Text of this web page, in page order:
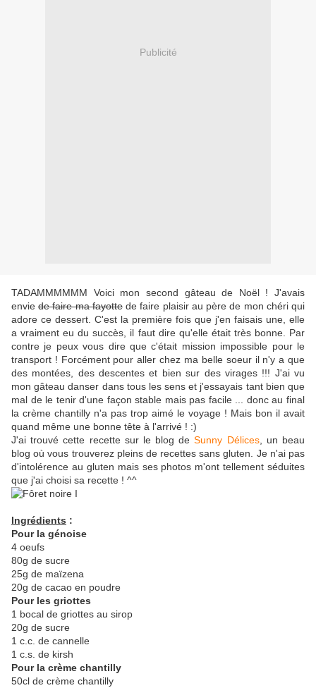
Publicité
TADAMMMMMM Voici mon second gâteau de Noël ! J'avais
enviede faire ma fayottede faire plaisir au père de mon chéri qui
adore ce dessert. C'est la première fois que j'en faisais une, elle
a vraiment eu du succès, il faut dire qu'elle était très bonne. Par
contre je peux vous dire que c'était mission impossible pour le
transport ! Forcément pour aller chez ma belle soeur il n'y a que
des montées, des descentes et bien sur des virages !!! J'ai vu
mon gâteau danser dans tous les sens et j'essayais tant bien que
mal de le tenir d'une façon stable mais pas facile ... donc au final
la crème chantilly n'a pas trop aimé le voyage ! Mais bon il avait
quand même une bonne tête à l'arrivé ! :)
J'ai trouvé cette recette sur le blog deSunny Délices, un beau
blog où vous trouverez pleins de recettes sans gluten. Je n'ai pas
d'intolérence au gluten mais ses photos m'ont tellement séduites
que j'ai choisi sa recette ! ^^
Ingrédients :
Pour la génoise
4 oeufs
80g de sucre
25g de maïzena
20g de cacao en poudre
Pour les griottes
1 bocal de griottes au sirop
20g de sucre
1 c.c. de cannelle
1 c.s. de kirsh
Pour la crème chantilly
50cl de crème chantilly